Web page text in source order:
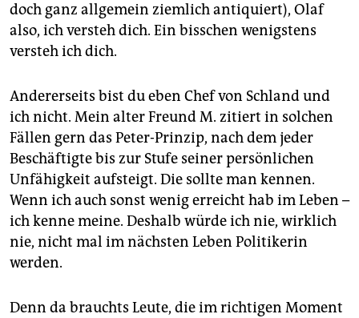
doch ganz allgemein ziemlich antiquiert), Olaf
also, ich versteh dich. Ein bisschen wenigstens
versteh ich dich.
Andererseits bist du eben Chef von Schland und
ich nicht. Mein alter Freund M. zitiert in solchen
Fällen gern das Peter-Prinzip, nach dem jeder
Beschäftigte bis zur Stufe seiner persönlichen
Unfähigkeit aufsteigt. Die sollte man kennen.
Wenn ich auch sonst wenig erreicht hab im Leben –
ich kenne meine. Deshalb würde ich nie, wirklich
nie, nicht mal im nächsten Leben Politikerin
werden.
Denn da brauchts Leute, die im richtigen Moment